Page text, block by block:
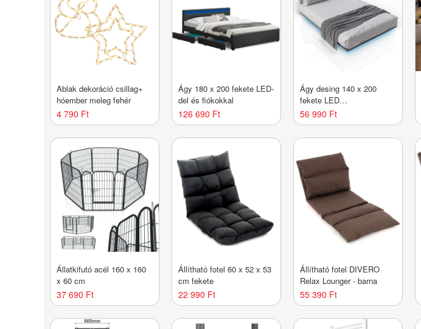
Ablak dekoráció csillag+
hóember meleg fehér
4 790 Ft
Ágy 180 x 200 fekete LED-
del és fiókokkal
126 690 Ft
Ágy desing 140 x 200
fekete LED
háttérvilágítással
56 990 Ft
Állatkifutó acél 160 x 160
x 60 cm
37 690 Ft
Állítható fotel 60 x 52 x 53
cm fekete
22 990 Ft
Állítható fotel DIVERO
Relax Lounger - barna
55 390 Ft